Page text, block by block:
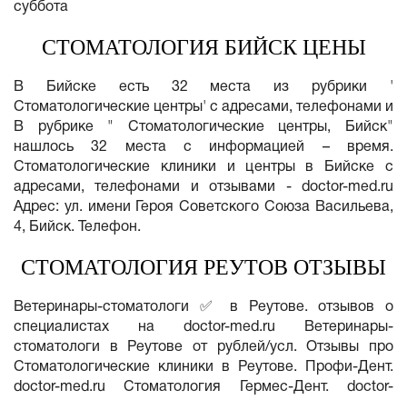
суббота
СТОМАТОЛОГИЯ БИЙСК ЦЕНЫ
В Бийске есть 32 места из рубрики '
Стоматологические центры' с адресами, телефонами и
В рубрике " Стоматологические центры, Бийск"
нашлось 32 места с информацией – время.
Стоматологические клиники и центры в Бийске с
адресами, телефонами и отзывами - doctor-med.ru
Адрес: ул. имени Героя Советского Союза Васильева,
4, Бийск. Телефон.
СТОМАТОЛОГИЯ РЕУТОВ ОТЗЫВЫ
Ветеринары-стоматологи ✅ в Реутове. отзывов о
специалистах на doctor-med.ru Ветеринары-
стоматологи в Реутове от рублей/усл. Отзывы про
Стоматологические клиники в Реутове. Профи-Дент.
doctor-med.ru Стоматология Гермес-Дент. doctor-